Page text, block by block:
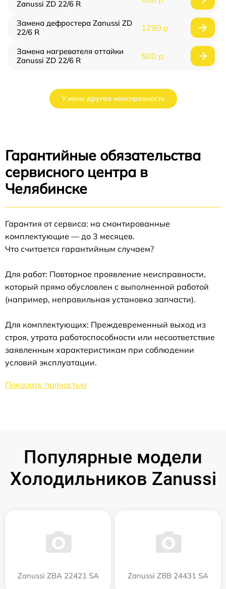
Zanussi ZD 22/6 R
Замена дефростера Zanussi ZD
22/6 R
1290 р
Замена нагревателя оттайки
Zanussi ZD 22/6 R
500 р
У меня другая неисправность
Гарантийные обязательства
сервисного центра в
Челябинске
Гарантия от сервиса: на смонтированные
комплектующие — до 3 месяцев.
Что считается гарантийным случаем?
Для работ: Повторное проявление неисправности,
который прямо обусловлен с выполненной работой
(например, неправильная установка запчасти).
Для комплектующих: Преждевременный выход из
строя, утрата работоспособности или несоответствие
заявленным характеристикам при соблюдении
условий эксплуатации.
Показать полностью
Популярные модели
Холодильников Zanussi
Zanussi ZBA 22421 SA Zanussi ZBB 24431 SA